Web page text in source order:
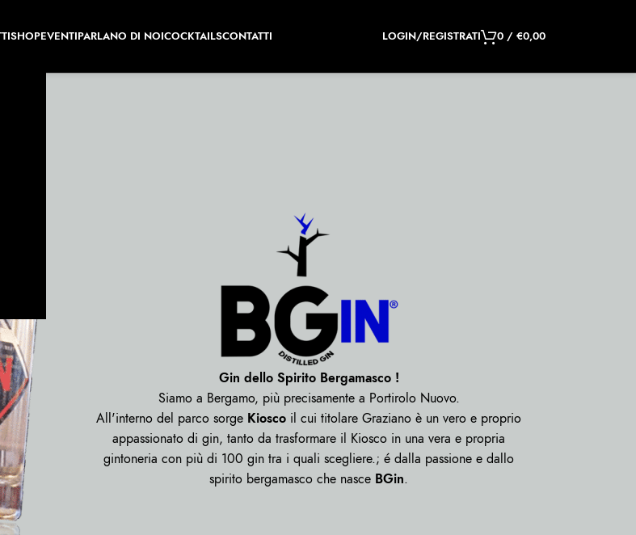
SHOPEVENTIPARLANO DI NOICOCKTAILSCONTATTI LOGIN/REGISTRATI 0 / €0,00
Gin dello Spirito Bergamasco !
Siamo a Bergamo, più precisamente a Portirolo Nuovo.
All'interno del parco sorge Kioscoil cui titolare Graziano è un vero e proprio
appassionato di gin, tanto da trasformare il Kiosco in una vera e propria
gintoneria con più di 100 gin tra i quali scegliere.; é dalla passione e dallo
spirito bergamasco che nasce BGin.